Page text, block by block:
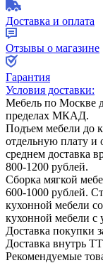
Доставка и оплата
Отзывы о магазине
Гарантия
Условия доставки:
Мебель по Москве
пределах МКАД.
Подъем мебели до
отдельную плату и
среднем доставка
800-1200 рублей.
Сборка мягкой
600-1000 рублей.
кухонной мебели
кухонной мебели с
Доставка покупки
Доставка внутрь
Рекомендуемые